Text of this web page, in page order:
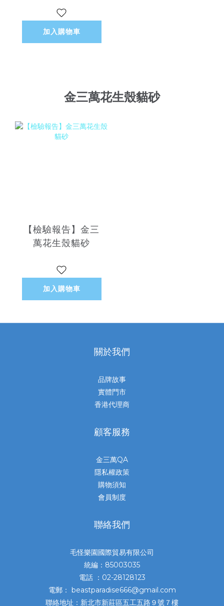
加入購物車
金三萬花生殼貓砂
【檢驗報告】金三
萬花生殼貓砂
加入購物車
關於我們
品牌故事
實體門市
香港代理商
顧客服務
金三萬QA
隱私權政策
購物須知
會員制度
聯絡我們
毛怪樂園國際貿易有限公司
統編：85003035
電話 ：02-28128123
電郵： beastparadise666@gmail.com
聯絡地址：新北市新莊區五工五路９號７樓